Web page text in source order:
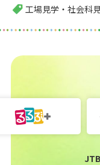
工場見学・社会科